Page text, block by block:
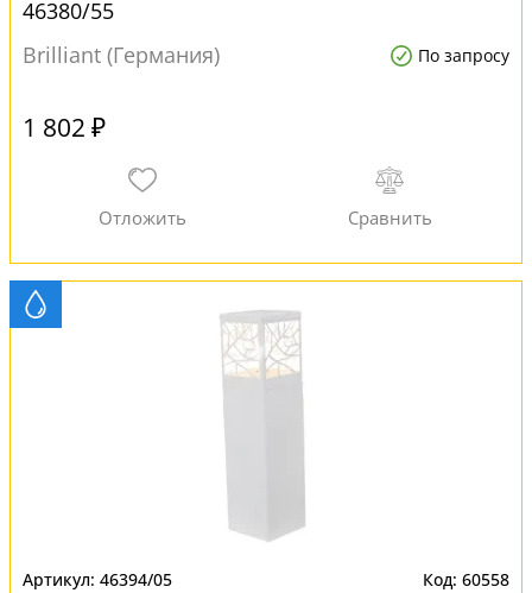
46380/55
Brilliant (Германия)
По запросу
1 802 ₽
46394/05 60558